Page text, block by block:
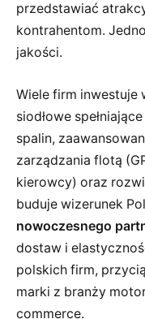
przedstawiać
kontrahentom.
jakości.
Wiele firm inwestuje
siodłowe
spalin,
zarządzania flotą
kierowcy) oraz
buduje wizerunek
nowoczesnego
dostaw i
polskich firm,
marki z branży
commerce.